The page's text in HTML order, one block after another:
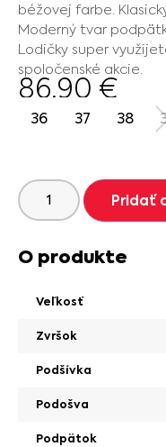
béžovej farbe.
Moderný tvar
Lodičky super
spoločenské akcie.
86.90 €
36 37 38
Pridať
O produkte
Veľkosť
Zvršok
Podšívka
Podošva
Podpätok